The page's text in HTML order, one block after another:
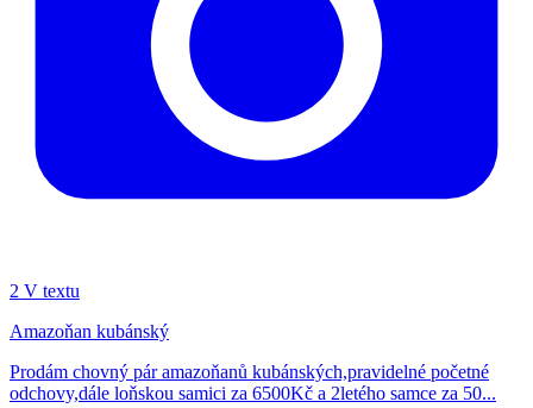
2 V textu
Amazoňan kubánský
Prodám chovný pár amazoňanů kubánských,pravidelné početné
odchovy,dále loňskou samici za 6500Kč a 2letého samce za 50...